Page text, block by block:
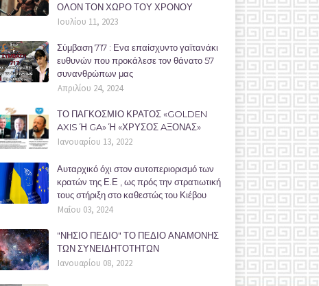
ΟΛΟΝ ΤΟΝ ΧΩΡΟ ΤΟΥ ΧΡΟΝΟΥ
Ιουλίου 11, 2023
Σύμβαση 717 : Ενα επαίσχυντο γαϊτανάκι
ευθυνών που προκάλεσε τον θάνατο 57
συνανθρώπων μας
Απριλίου 24, 2024
ΤΟ ΠΑΓΚΟΣΜΙΟ ΚΡΑΤΟΣ «GOLDEN
AXIS Ή GA» Ή «ΧΡΥΣΟΣ AΞΟΝΑΣ»
Ιανουαρίου 13, 2022
Αυταρχικό όχι στον αυτοπεριορισμό των
κρατών της Ε.Ε , ως πρός την στρατιωτική
τους στήριξη στο καθεστώς του Κιέβου
Μαΐου 03, 2024
"ΝΗΣΙΟ ΠΕΔΙΟ" ΤΟ ΠΕΔΙΟ ΑΝΑΜΟΝΗΣ
ΤΩΝ ΣΥΝΕΙΔΗΤΟΤΗΤΩΝ
Ιανουαρίου 08, 2022